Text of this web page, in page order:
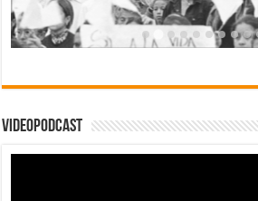
Videopodcast